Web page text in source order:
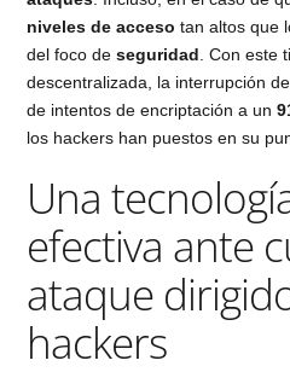
niveles de acceso tan altos que
del foco deseguridad . Con este
descentralizada, la interrupción
de intentos de encriptación a un
los hackers han puestos en su
Una
efectiva ante
ataque
hackers